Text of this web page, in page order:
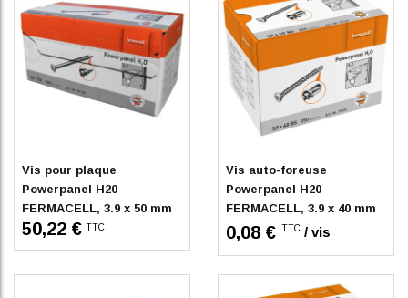
Vis pour plaque
Powerpanel H20
FERMACELL, 3.9 x 50 mm
(boîte de 500 unités)
50,22 € TTC
Indisponible
Vis auto-foreuse
Powerpanel H20
FERMACELL, 3.9 x 40 mm
(boîte de 250 unités)
0,08 € TTC / vis